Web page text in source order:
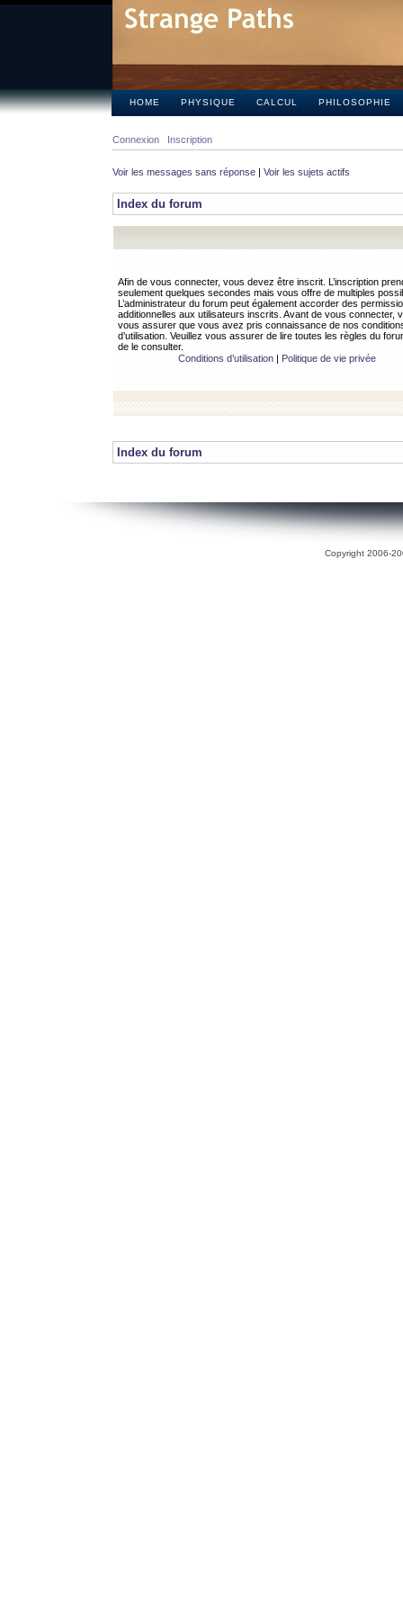
HOME PHYSIQUE CALCUL PHILOSOPHIE
Connexion Inscription
Voir les messages sans réponse | Voir les sujets actifs
Index du forum
Afin de vous connecter, vous devez être inscrit. L’inscription
seulement quelques secondes mais vous offre de multiples
L’administrateur du forum peut également accorder des
additionnelles aux utilisateurs inscrits. Avant de vous connecter,
vous assurer que vous avez pris connaissance de nos
d’utilisation. Veuillez vous assurer de lire toutes les règles du
de le consulter.
Conditions d’utilisation| Politique de vie privée
Index du forum
Copyright 2006-